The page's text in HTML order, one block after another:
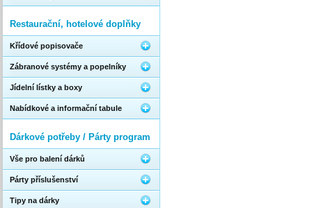
Restaurační, hotelové doplňky
Křídové popisovače
Zábranové systémy a popelníky
Jídelní lístky a boxy
Nabídkové a informační tabule
Dárkové potřeby / Párty program
Vše pro balení dárků
Párty příslušenství
Tipy na dárky